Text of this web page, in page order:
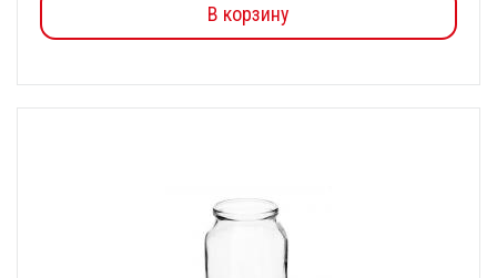
В корзину